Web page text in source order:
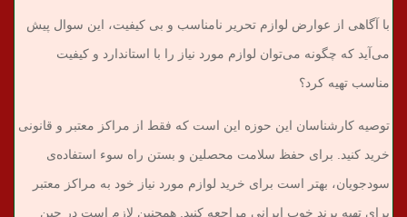
با آگاهی از عوارض لوازم تحریر نامناسب و بی کیفیت، این سوال پیش
می‌آید که چگونه می‌توان لوازم مورد نیاز را با استاندارد و کیفیت
مناسب تهیه کرد؟
توصیه‌ کارشناسان این حوزه این است که فقط از مراکز معتبر و قانونی
خرید کنید. برای حفظ سلامت محصلین و بستن راه سوء استفاده‌ی
سودجویان، بهتر است برای خرید لوازم مورد نیاز خود به مراکز معتبر
برای تهیه برند خوب ایرانی مراجعه کنید. همچنین لازم است در حین